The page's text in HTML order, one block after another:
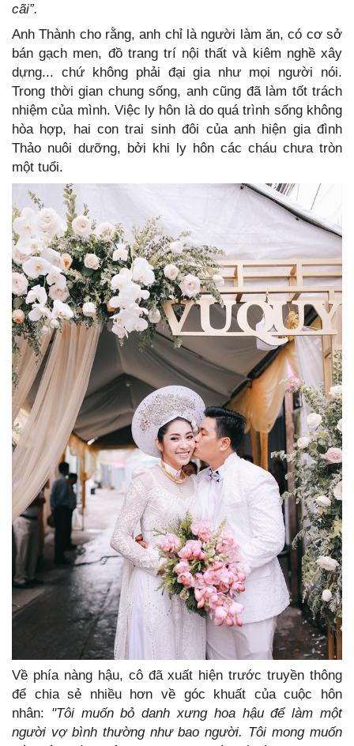
cãi”.
Anh Thành cho rằng, anh chỉ là người làm ăn, có cơ sở
bán gạch men, đồ trang trí nội thất và kiêm nghề xây
dựng... chứ không phải đại gia như mọi người nói.
Trong thời gian chung sống, anh cũng đã làm tốt trách
nhiệm của mình. Việc ly hôn là do quá trình sống không
hòa hợp, hai con trai sinh đôi của anh hiện gia đình
Thảo nuôi dưỡng, bởi khi ly hôn các cháu chưa tròn
một tuổi.
Về phía nàng hậu, cô đã xuất hiện trước truyền thông
để chia sẻ nhiều hơn về góc khuất của cuộc hôn
nhân: "Tôi muốn bỏ danh xưng hoa hậu để làm một
người vợ bình thường như bao người. Tôi mong muốn